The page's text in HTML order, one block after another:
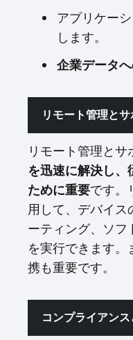
アプリケー
します。
企業データ
リモート管理とサ
リモート管理とサ
を迅速に解決し、
ために重要です。
用して、デバイス
ーティング、ソ
を実行できます
携も重要です。
コンプライアンス